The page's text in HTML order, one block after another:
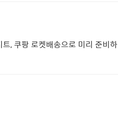
, 쿠팡 로켓배송으로 미리 준비하